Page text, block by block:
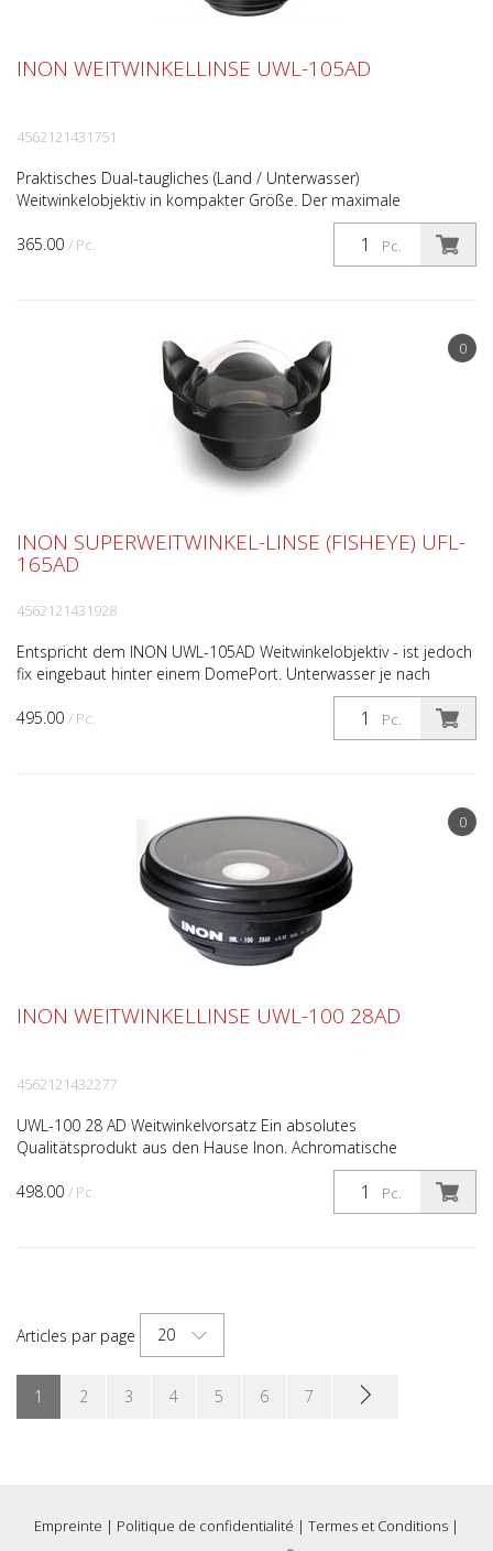
365.00 / Pc. Pc.
INON WEITWINKELLINSE UWL-105AD
4562121431751
Praktisches Dual-taugliches (Land / Unterwasser)
Weitwinkelobjektiv in kompakter Größe. Der maximale
Blickwinkel beträgt 105° unter Wasser . Für eindrückliche
Weitwinkela...
0
495.00 / Pc. Pc.
INON SUPERWEITWINKEL-LINSE (FISHEYE) UFL-
165AD
4562121431928
Entspricht dem INON UWL-105AD Weitwinkelobjektiv - ist jedoch
fix eingebaut hinter einem DomePort. Unterwasser je nach
Kamera bis 165° Bildwinkel. Vergrößerung: 0.405 Ein...
0
498.00 / Pc. Pc.
INON WEITWINKELLINSE UWL-100 28AD
4562121432277
UWL-100 28 AD Weitwinkelvorsatz Ein absolutes
Qualitätsprodukt aus den Hause Inon. Achromatische
Weitwinkelvorsatzlinse. Neues Weitwinkel im AD Mount System -
für alle Ka...
Articles par page 20
1 2 3 4 5 6 7
Empreinte | Politique de confidentialité | Termes et Conditions |